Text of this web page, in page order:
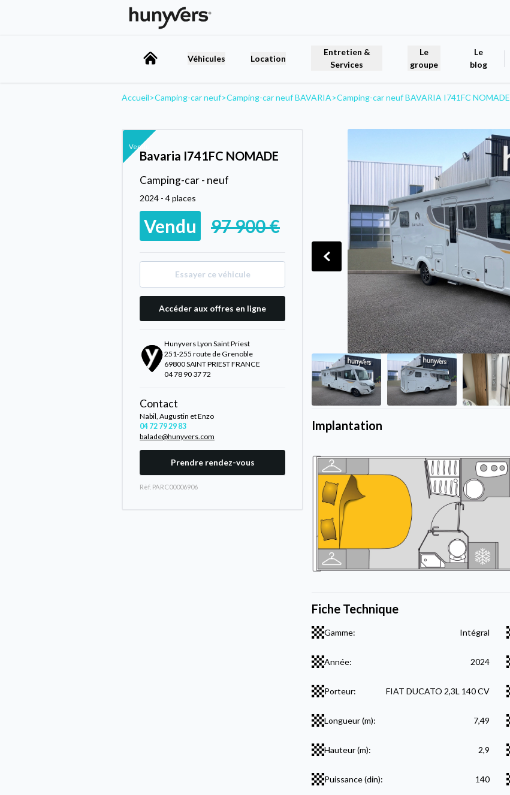
Véhicules Location
Entretien &
Services
Le
groupe
Le
blog
Accueil>Camping-car neuf>Camping-car neuf BAVARIA>Camping-car neuf BAVARIA I741FC NOMADE
Vendu
Bavaria I741FC NOMADE
Camping-car - neuf
2024 - 4 places
Vendu 97 900 €
Essayer ce véhicule
Accéder aux offres en ligne
Hunyvers Lyon Saint Priest
251-255 route de Grenoble
69800 SAINT PRIEST FRANCE
04 78 90 37 72
Contact
Nabil, Augustin et Enzo
04 72 79 29 83
balade@hunyvers.com
Prendre rendez-vous
Rèf. PARC00006906
Implantation
Fiche Technique
Gamme: Intégral
Année: 2024
Porteur: FIAT DUCATO 2,3L 140 CV
Longueur (m): 7,49
Hauteur (m): 2,9
Puissance (din): 140